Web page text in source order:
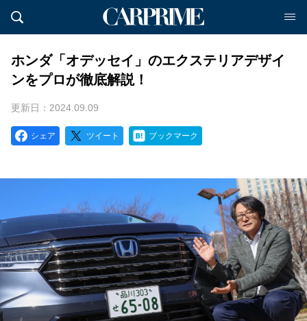
ホンダ「オデッセイ」のエクステリアデザイ
ンをプロが徹底解説！
更新日：2024.09.09
シェア ツイート ブックマーク